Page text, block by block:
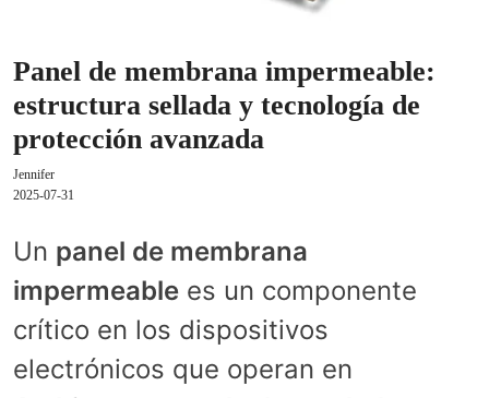
Panel de membrana impermeable:
estructura sellada y tecnología de
protección avanzada
Jennifer
2025-07-31
Un panel de membrana
impermeable es un componente
crítico en los dispositivos
electrónicos que operan en